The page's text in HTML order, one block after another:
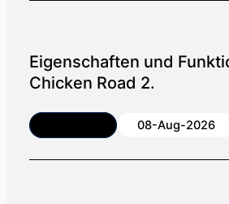
Eigenschaften und
Chicken Road 2.
08-Aug-2026